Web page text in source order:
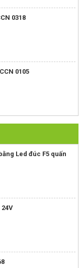
0318
0105
Led đúc F5 quấn